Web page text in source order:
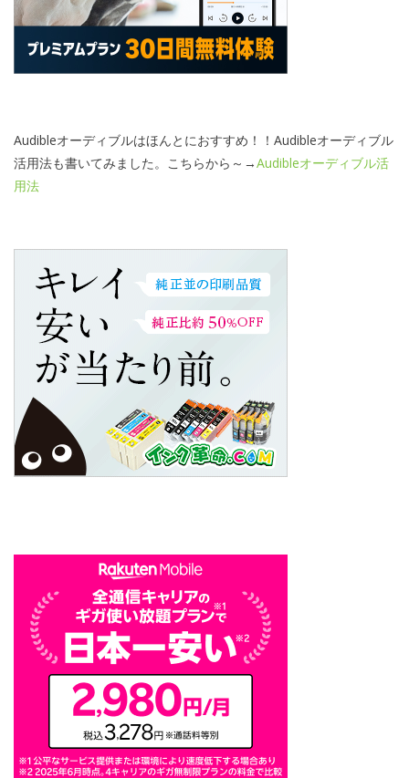
Audibleオーディブルはほんとにおすすめ！！Audibleオーディブル
活用法も書いてみました。こちらから～→Audibleオーディブル活
用法